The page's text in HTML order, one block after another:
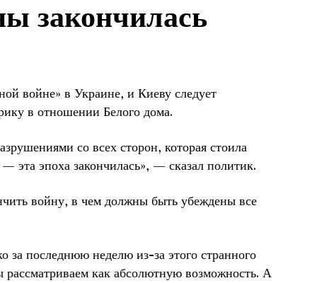
закончилась
войне» в Украине, и Киеву следует
в отношении Белого дома.
со всех сторон, которая стоила
эта эпоха закончилась», — сказал политик.
войну, в чем должны быть убеждены все
за последнюю неделю из-за этого странного
рассматриваем как абсолютную возможность. А